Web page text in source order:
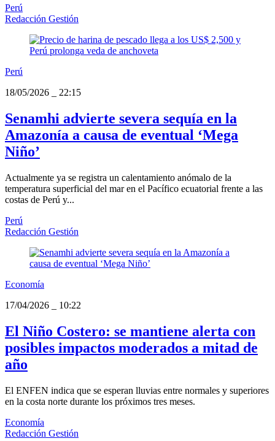
Perú
Redacción Gestión
Perú
18/05/2026
22:15
Senamhi advierte severa sequía en la
Amazonía a causa de eventual ‘Mega
Niño’
Actualmente ya se registra un calentamiento anómalo de la
temperatura superficial del mar en el Pacífico ecuatorial frente a las
costas de Perú y...
Perú
Redacción Gestión
Economía
17/04/2026
10:22
El Niño Costero: se mantiene alerta con
posibles impactos moderados a mitad de
año
El ENFEN indica que se esperan lluvias entre normales y superiores
en la costa norte durante los próximos tres meses.
Economía
Redacción Gestión